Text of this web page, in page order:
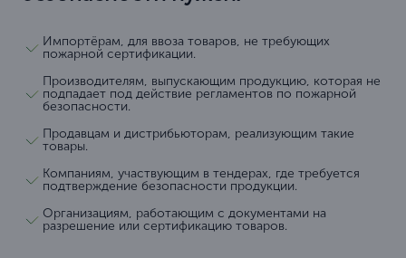
Импортёрам, для ввоза товаров, не требующих
пожарной сертификации.
Производителям, выпускающим продукцию, которая не
подпадает под действие регламентов по пожарной
безопасности.
Продавцам и дистрибьюторам, реализующим такие
товары.
Компаниям, участвующим в тендерах, где требуется
подтверждение безопасности продукции.
Организациям, работающим с документами на
разрешение или сертификацию товаров.